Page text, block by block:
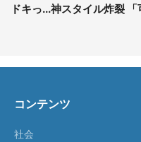
ドキっ...神スタイル炸裂
コンテンツ
社会